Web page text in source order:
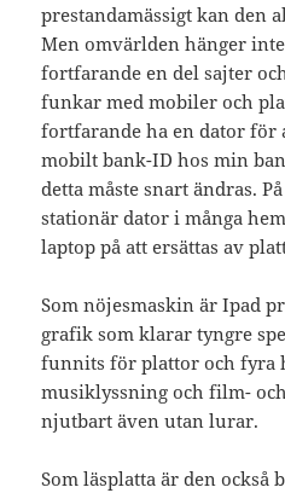
prestandamässigt kan den
Men omvärlden hänger
fortfarande en del sajter
funkar med mobiler och
fortfarande ha en dator för
mobilt bank-ID hos min
detta måste snart ändras.
stationär dator i många
laptop på att ersättas av
Som nöjesmaskin är Ipad
grafik som klarar tyngre
funnits för plattor och fyra
musiklyssning och film-
njutbart även utan lurar.
Som läsplatta är den också